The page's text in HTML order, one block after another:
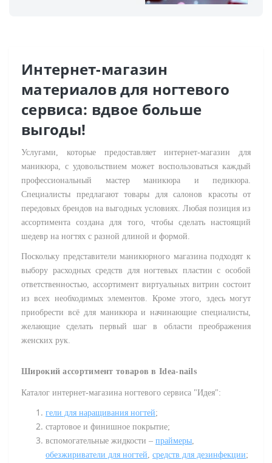
Интернет-магазин
материалов для ногтевого
сервиса: вдвое больше
выгоды!
Услугами, которые предоставляет интернет-магазин для
маникюра, с удовольствием может воспользоваться каждый
профессиональный мастер маникюра и педикюра.
Специалисты предлагают товары для салонов красоты от
передовых брендов на выгодных условиях. Любая позиция из
ассортимента создана для того, чтобы сделать настоящий
шедевр на ногтях с разной длиной и формой.
Поскольку представители маникюрного магазина подходят к
выбору расходных средств для ногтевых пластин с особой
ответственностью, ассортимент виртуальных витрин состоит
из всех необходимых элементов. Кроме этого, здесь могут
приобрести всё для маникюра и начинающие специалисты,
желающие сделать первый шаг в области преображения
женских рук.
Широкий ассортимент товаров в Idea-nails
Каталог интернет-магазина ногтевого сервиса "Идея":
гели для наращивания ногтей;
стартовое и финишное покрытие;
вспомогательные жидкости – праймеры,
обезжириватели для ногтей, средств для дезинфекции;